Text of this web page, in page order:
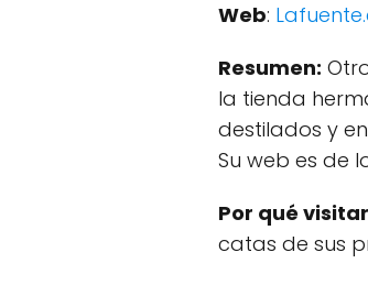
Web:
Resumen:
la tienda
destilados y
Su web es de
Por qué
catas de sus